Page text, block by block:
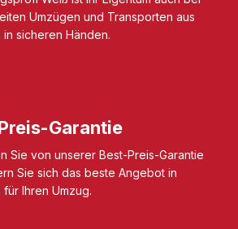
Umzügen und Transporten aus
in sicheren Händen.
Garantie
Sie von unserer Best-Preis-Garantie
Sie sich das beste Angebot in
Ihren Umzug.